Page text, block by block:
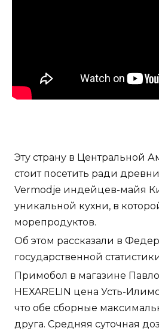
Эту страну в Центральной
стоит посетить ради
Vermodje индейцев-майя
уникальной кухни, в
морепродуктов.
Об этом рассказали в
государственной
Примобол в магазине
HEXARELIN цена Усть-
что обе сборные
друга. Средняя суточная